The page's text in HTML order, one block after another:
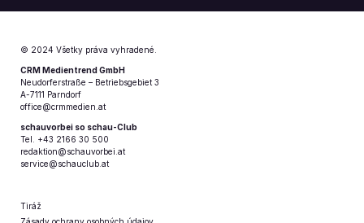
© 2024 Všetky práva vyhradené.
CRM Medientrend GmbH
Neudorferstraße – Betriebsgebiet 3
A-7111 Parndorf
office@crmmedien.at
schauvorbei so schau-Club
Tel. +43 2166 30 500
redaktion@schauvorbei.at
service@schauclub.at
Tiráž